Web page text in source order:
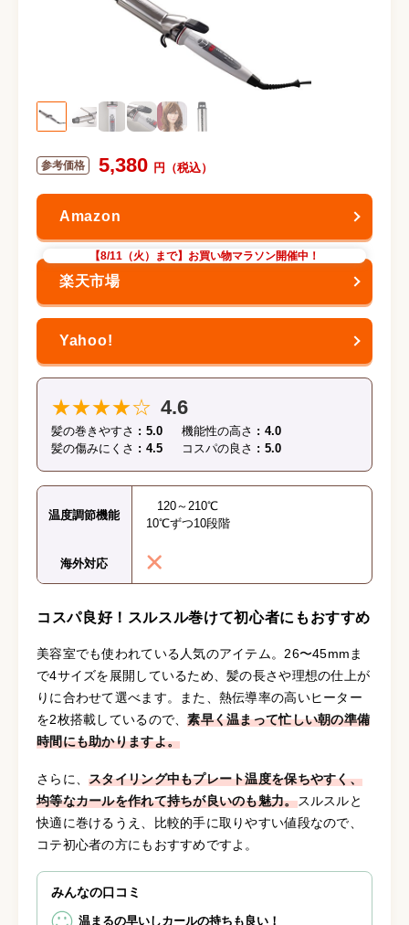
5,380
【8/11（火）まで】お買い物マラソン開催中！
★★★★☆ 4.6
髪の巻きやすさ 5.0 機能性の高さ
4.0
髪の傷みにくさ
4.5 コスパの良さ 5.0
温度調節機能
120～210℃
10℃ずつ10段階
海外対応
コスパ良好！スルスル巻けて初心者にもおすすめ
美容室でも使われている人気のアイテム。26〜45mmま
で4サイズを展開しているため、髪の長さや理想の仕上が
りに合わせて選べます。また、熱伝導率の高いヒーター
を2枚搭載しているので、素早く温まって忙しい朝の準備
時間にも助かりますよ。
さらに、スタイリング中もプレート温度を保ちやすく、
均等なカールを作れて持ちが良いのも魅力。スルスルと
快適に巻けるうえ、比較的手に取りやすい値段なので、
コテ初心者の方にもおすすめですよ。
みんなの口コミ
温まるの早いしカールの持ちも良い！